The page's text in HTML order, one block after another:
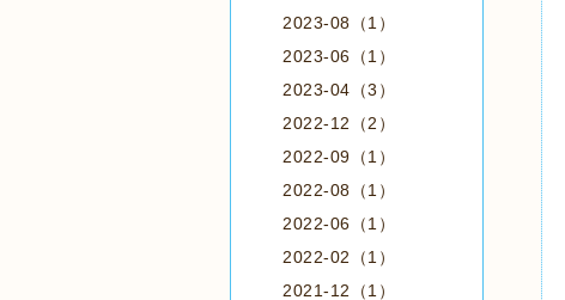
2023-08（1）
2023-06（1）
2023-04（3）
2022-12（2）
2022-09（1）
2022-08（1）
2022-06（1）
2022-02（1）
2021-12（1）